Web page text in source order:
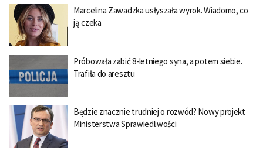
Marcelina Zawadzka usłyszała wyrok. Wiadomo, co
ją czeka
Próbowała zabić 8-letniego syna, a potem siebie.
Trafiła do aresztu
Będzie znacznie trudniej o rozwód? Nowy projekt
Ministerstwa Sprawiedliwości